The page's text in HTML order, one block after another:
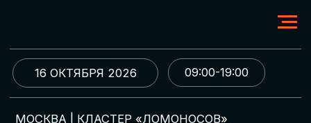
МОСКВА | КЛАСТЕР «ЛОМОНОСОВ»
09:00-19:00
16 ОКТЯБРЯ 2026